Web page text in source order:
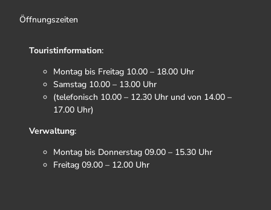
Öffnungszeiten
Touristinformation:
Montag bis Freitag 10.00 – 18.00 Uhr
Samstag 10.00 – 13.00 Uhr
(telefonisch 10.00 – 12.30 Uhr und von 14.00 –
17.00 Uhr)
Verwaltung:
Montag bis Donnerstag 09.00 – 15.30 Uhr
Freitag 09.00 – 12.00 Uhr